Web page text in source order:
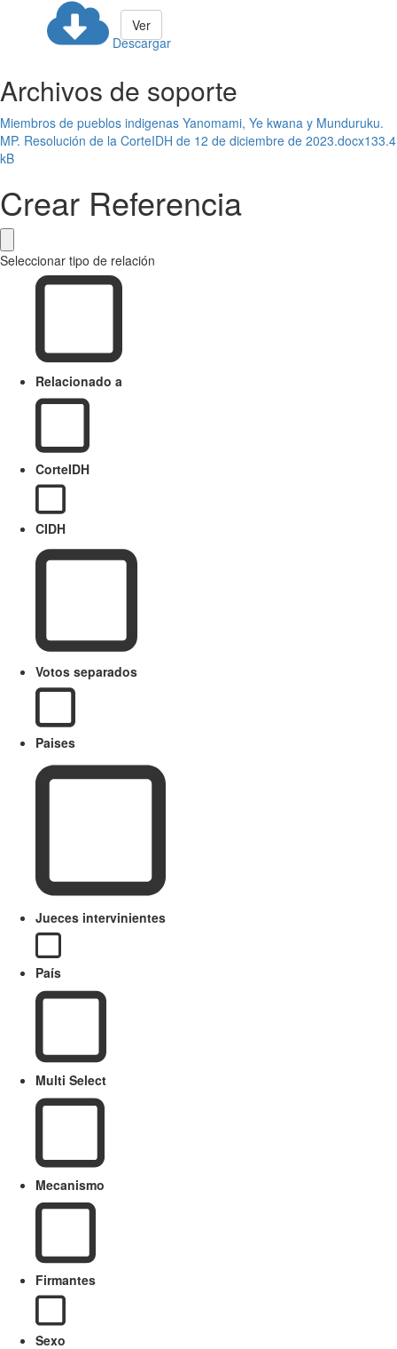
Descargar
Ver
Archivos de soporte
Miembros de pueblos indigenas Yanomami, Ye kwana y Munduruku.
MP. Resolución de la CorteIDH de 12 de diciembre de 2023.docx133.4
kB
Crear Referencia
Seleccionar tipo de relación
Relacionado a
CorteIDH
CIDH
Votos separados
Paises
Jueces intervinientes
País
Multi Select
Mecanismo
Firmantes
Sexo